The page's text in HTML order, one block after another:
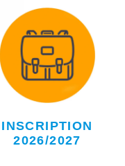
INSCRIPTION
2026/2027